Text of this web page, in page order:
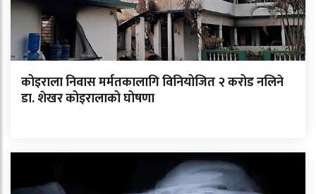
कोइराला निवास मर्मतकालागि विनियोजित २ करोड नलिने
डा. शेखर कोइरालाको घोषणा